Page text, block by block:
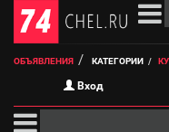
ОБЪЯВЛЕНИЯ КАТЕГОРИИ
Вход